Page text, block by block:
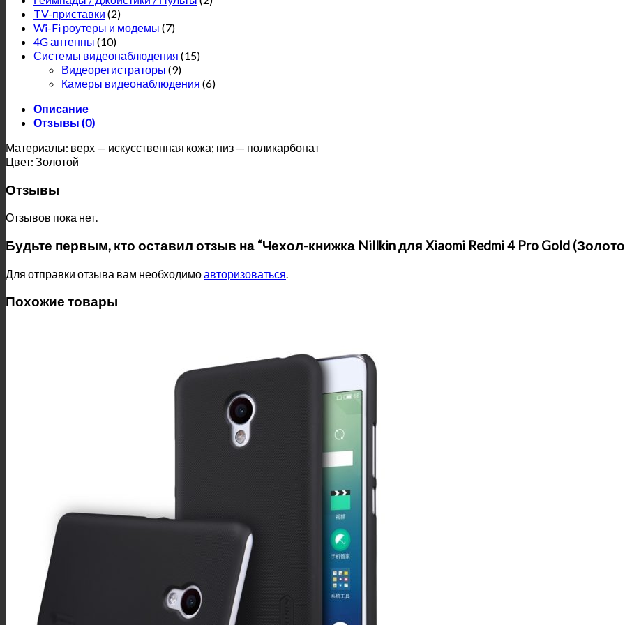
TV-приставки (2)
Wi-Fi роутеры и модемы (7)
4G антенны (10)
Системы видеонаблюдения (15)
Видеорегистраторы (9)
Камеры видеонаблюдения (6)
Описание
Отзывы (0)
Материалы: верх — искусственная кожа; низ — поликарбонат
Цвет: Золотой
Отзывы
Отзывов пока нет.
Будьте первым, кто оставил отзыв на “Чехол-книжка Nillkin для Xiaomi Redmi 4 Pro Gold
Для отправки отзыва вам необходимоавторизоваться
Похожие товары